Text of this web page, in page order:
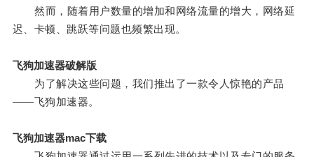
然而，随着用户数量的增加和网络流量的增大，网络延
迟、卡顿、跳跃等问题也频繁出现。
飞狗加速器破解版
为了解决这些问题，我们推出了一款令人惊艳的产品
——飞狗加速器。
飞狗加速器mac下载